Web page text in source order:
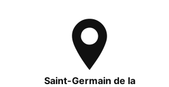
Saint-Germain de la